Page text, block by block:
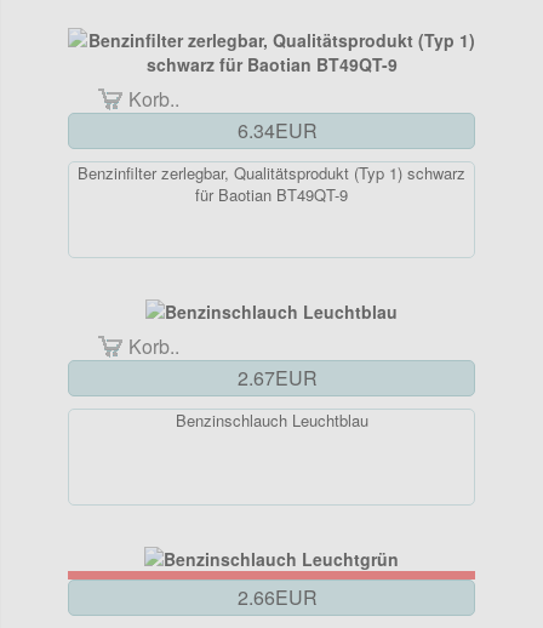
Korb..
6.34EUR
Benzinfilter zerlegbar, Qualitätsprodukt (Typ 1) schwarz
für Baotian BT49QT-9
Korb..
2.67EUR
Benzinschlauch Leuchtblau
2.66EUR